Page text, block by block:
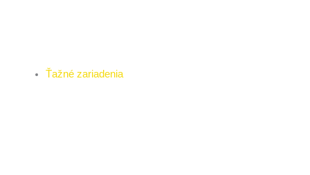
Ťažné zariadenia